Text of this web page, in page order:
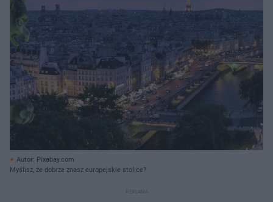
Autor: Pixabay.com
Myślisz, że dobrze znasz europejskie stolice?